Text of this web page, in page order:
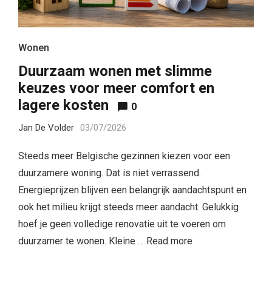
Wonen
Duurzaam wonen met slimme
keuzes voor meer comfort en
lagere kosten
0
Jan De Volder 03/07/2026
Steeds meer Belgische gezinnen kiezen voor een
duurzamere woning. Dat is niet verrassend.
Energieprijzen blijven een belangrijk aandachtspunt en
ook het milieu krijgt steeds meer aandacht. Gelukkig
hoef je geen volledige renovatie uit te voeren om
duurzamer te wonen. Kleine … Read more